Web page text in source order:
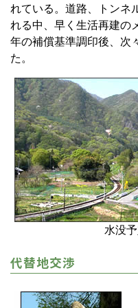
れている。道路、トンネ
れる中、早く生活再建の
年の補償基準調印後、次
た。
水没
代替地交渉